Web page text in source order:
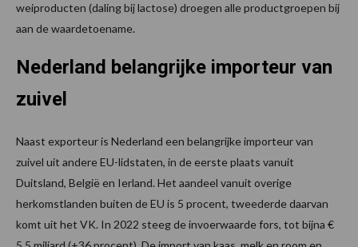
weiproducten (daling bij lactose) droegen alle productgroepen bij
aan de waardetoename.
Nederland belangrijke importeur van
zuivel
Naast exporteur is Nederland een belangrijke importeur van
zuivel uit andere EU-lidstaten, in de eerste plaats vanuit
Duitsland, België en Ierland. Het aandeel vanuit overige
herkomstlanden buiten de EU is 5 procent, tweederde daarvan
komt uit het VK. In 2022 steeg de invoerwaarde fors, tot bijna €